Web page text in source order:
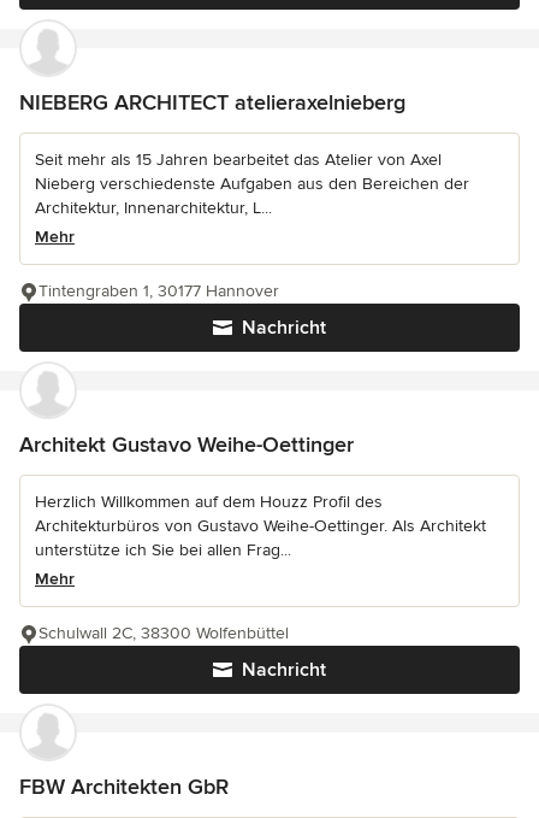
NIEBERG ARCHITECT atelieraxelnieberg
Seit mehr als 15 Jahren bearbeitet das Atelier von Axel
Nieberg verschiedenste Aufgaben aus den Bereichen der
Architektur, Innenarchitektur, L...
Mehr
Nachricht
Tintengraben 1, 30177 Hannover
Architekt Gustavo Weihe-Oettinger
Herzlich Willkommen auf dem Houzz Profil des
Architekturbüros von Gustavo Weihe-Oettinger. Als Architekt
unterstütze ich Sie bei allen Frag...
Mehr
Nachricht
Schulwall 2C, 38300 Wolfenbüttel
FBW Architekten GbR